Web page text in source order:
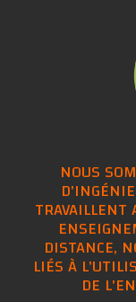
NOUS
DISTANCE,
LIÉS À
DE